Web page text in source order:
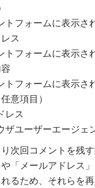
トフォームに表示さ
ス
トフォームに表示さ
トフォームに表示さ
意項目）
レス
ザユーザーエージェ
次回コメントを残す
や「メールアドレス
るため、それらを